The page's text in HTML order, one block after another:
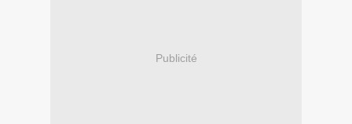
Publicité